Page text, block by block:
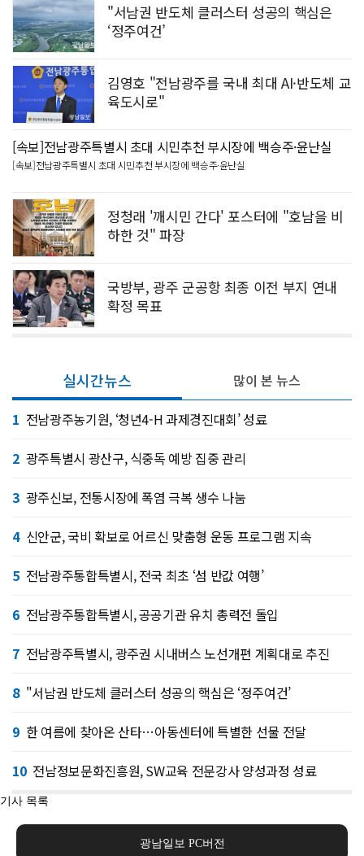
"서남권 반도체 클러스터 성공의 핵심은
‘정주여건’
김영호 "전남광주를 국내 최대 AI·반도체 교
육도시로"
[속보]전남광주특별시 초대 시민추천 부시장에 백승주·윤난실
[속보]전남광주특별시 초대 시민추천 부시장에 백승주·윤난실
정청래 '깨시민 간다' 포스터에 "호남을 비
하한 것" 파장
국방부, 광주 군공항 최종 이전 부지 연내
확정 목표
실시간뉴스
1 전남광주농기원, ‘청년4-H 과제경진대회’ 성료
2 광주특별시 광산구, 식중독 예방 집중 관리
3 광주신보, 전통시장에 폭염 극복 생수 나눔
4 신안군, 국비 확보로 어르신 맞춤형 운동 프로그램 지속
5 전남광주통합특별시, 전국 최초 ‘섬 반값 여행’
6 전남광주통합특별시, 공공기관 유치 총력전 돌입
7 전남광주특별시, 광주권 시내버스 노선개편 계획대로 추진
8 "서남권 반도체 클러스터 성공의 핵심은 ‘정주여건’
9 한 여름에 찾아온 산타…아동센터에 특별한 선물 전달
10 전남정보문화진흥원, SW교육 전문강사 양성과정 성료
많이 본 뉴스
기사 목록
광남일보 PC버전